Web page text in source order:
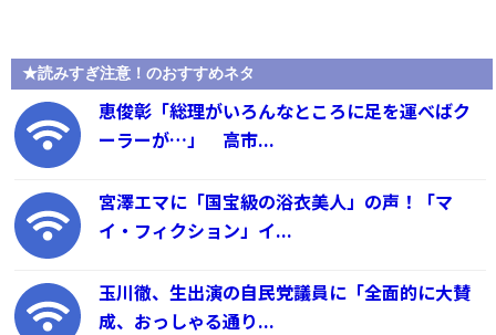
★読みすぎ注意！のおすすめネタ
恵俊彰「総理がいろんなところに足を運べばク
ーラーが…」 高市...
宮澤エマに「国宝級の浴衣美人」の声！「マ
イ・フィクション」イ...
玉川徹、生出演の自民党議員に「全面的に大賛
成、おっしゃる通り...